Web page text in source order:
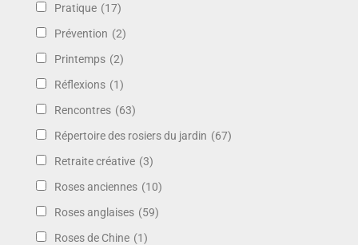
Pratique (17)
Prévention (2)
Printemps (2)
Réflexions (1)
Rencontres (63)
Répertoire des rosiers du jardin (67)
Retraite créative (3)
Roses anciennes (10)
Roses anglaises (59)
Roses de Chine (1)